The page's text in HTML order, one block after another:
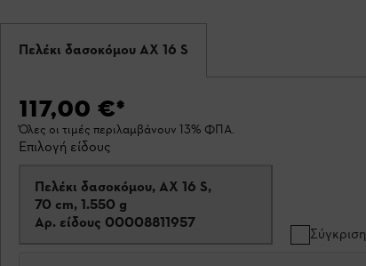
Πελέκι δασοκόμου AX 16 S
117,00 €*
Όλες οι τιμές περιλαμβάνουν 13% ΦΠΑ.
Επιλογή είδους
Πελέκι δασοκόμου, AX 16 S,
70 cm, 1.550 g
Αρ. είδους 00008811957
Σύγκριση